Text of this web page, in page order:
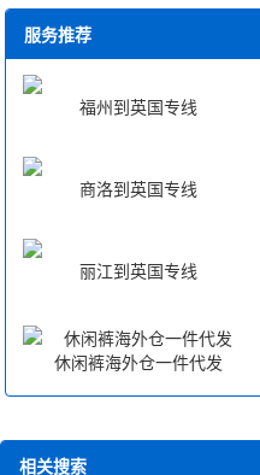
服务推荐
福州到英国专线
商洛到英国专线
丽江到英国专线
休闲裤海外仓一件代发
相关搜索